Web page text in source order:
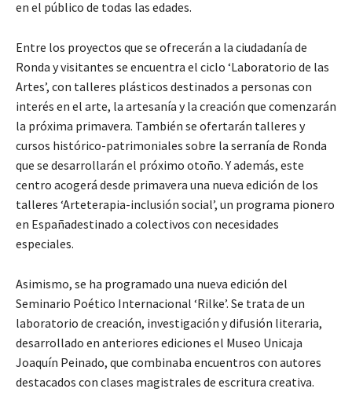
en el público de todas las edades.
Entre los proyectos que se ofrecerán a la ciudadanía de
Ronda y visitantes se encuentra el ciclo ‘Laboratorio de las
Artes’, con talleres plásticos destinados a personas con
interés en el arte, la artesanía y la creación que comenzarán
la próxima primavera. También se ofertarán talleres y
cursos histórico-patrimoniales sobre la serranía de Ronda
que se desarrollarán el próximo otoño. Y además, este
centro acogerá desde primavera una nueva edición de los
talleres ‘Arteterapia-inclusión social’, un programa pionero
en Españadestinado a colectivos con necesidades
especiales.
Asimismo, se ha programado una nueva edición del
Seminario Poético Internacional ‘Rilke’. Se trata de un
laboratorio de creación, investigación y difusión literaria,
desarrollado en anteriores ediciones el Museo Unicaja
Joaquín Peinado, que combinaba encuentros con autores
destacados con clases magistrales de escritura creativa.